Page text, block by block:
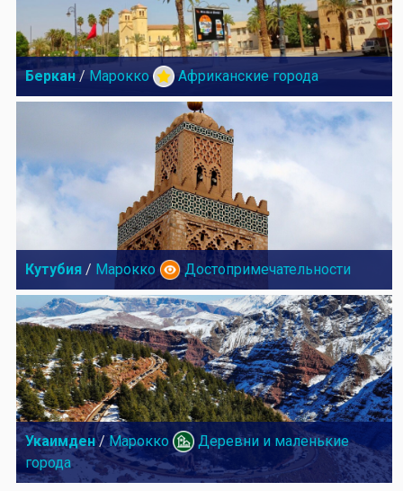
Беркан / Марокко Африканские города
Кутубия / Марокко Достопримечательности
Укаимден/ Марокко
Деревни и маленькие
города